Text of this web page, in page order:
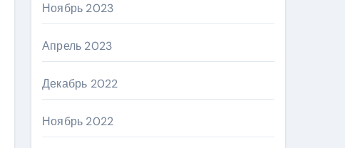
Ноябрь 2023
Апрель 2023
Декабрь 2022
Ноябрь 2022